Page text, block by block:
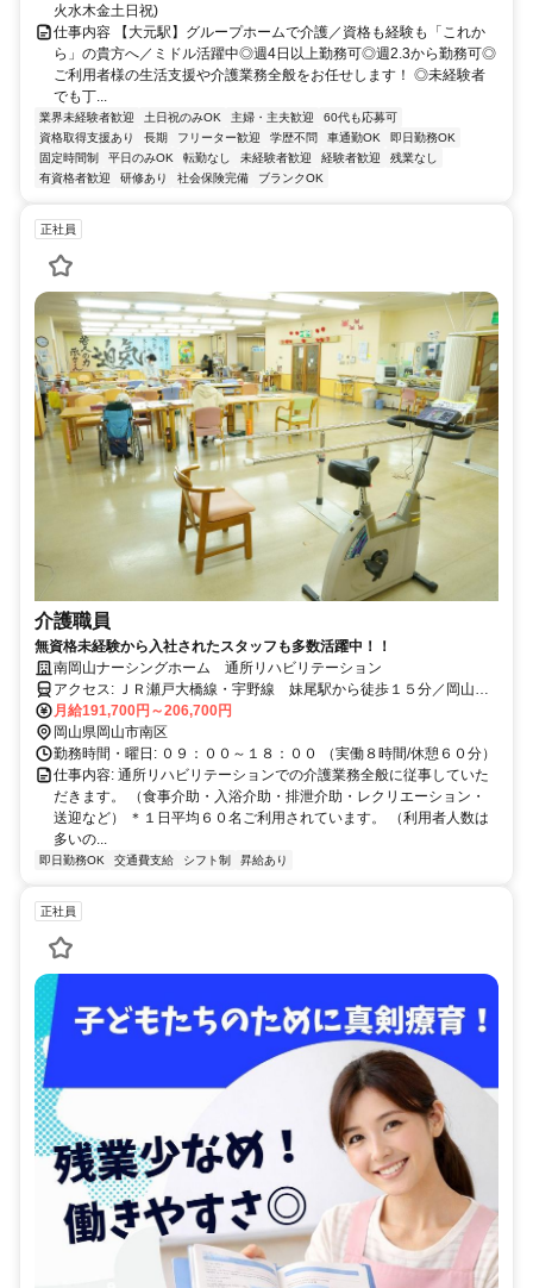
火水木金土日祝)
仕事内容 【大元駅】グループホームで介護／資格も経験も「これか
ら」の貴方へ／ミドル活躍中◎週4日以上勤務可◎週2.3から勤務可◎
ご利用者様の生活支援や介護業務全般をお任せします！ ◎未経験者
でも丁...
業界未経験者歓迎 土日祝のみOK 主婦・主夫歓迎
60代も応募可
資格取得支援あり
長期 フリーター歓迎 学歴不問 車通勤OK
即日勤務OK
固定時間制
平日のみOK 転勤なし 未経験者歓迎 経験者歓迎
残業なし
有資格者歓迎
研修あり 社会保険完備 ブランクOK
正社員
介護職員
無資格未経験から入社されたスタッフも多数活躍中！！
南岡山ナーシングホーム 通所リハビリテーション
アクセス: ＪＲ瀬戸大橋線・宇野線 妹尾駅から徒歩１５分／岡山駅
から車で３０分
月給191,700円～206,700円
岡山県岡山市南区
勤務時間・曜日: ０９：００～１８：００ （実働８時間/休憩６０分）
仕事内容: 通所リハビリテーションでの介護業務全般に従事していた
だきます。 （食事介助・入浴介助・排泄介助・レクリエーション・
送迎など） ＊１日平均６０名ご利用されています。 （利用者人数は
多いの...
即日勤務OK 交通費支給 シフト制 昇給あり
正社員